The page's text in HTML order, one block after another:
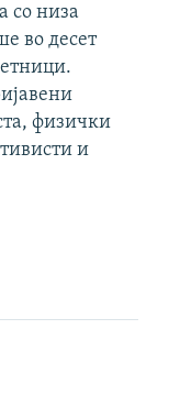
со низа
во десет
физички
и